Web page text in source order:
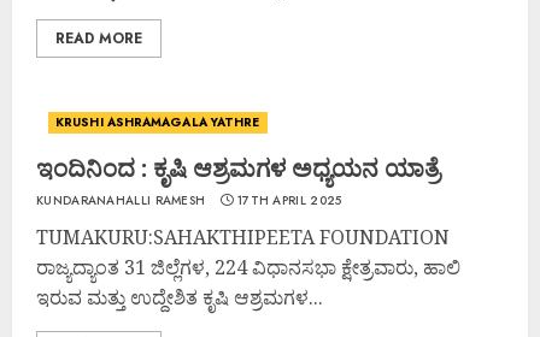
READ MORE
KRUSHI ASHRAMAGALA YATHRE
ಇಂದಿನಿಂದ : ಕೃಷಿ ಆಶ್ರಮಗಳ ಅಧ್ಯಯನ ಯಾತ್ರೆ
KUNDARANAHALLI RAMESH 17TH APRIL 2025
TUMAKURU:SAHAKTHIPEETA FOUNDATION
ರಾಜ್ಯದ್ಯಾಂತ 31 ಜಿಲ್ಲೆಗಳ, 224 ವಿಧಾನಸಭಾ ಕ್ಷೇತ್ರವಾರು, ಹಾಲಿ
ಇರುವ ಮತ್ತು ಉದ್ದೇಶಿತ ಕೃಷಿ ಆಶ್ರಮಗಳ...